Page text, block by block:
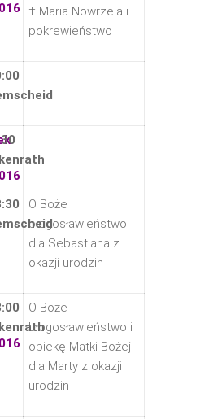
† Maria Nowrzela i
pokrewieństwo
O Boże
błogosławieństwo
dla Sebastiana z
okazji urodzin
O Boże
błogosławieństwo i
opiekę Matki Bożej
dla Marty z okazji
urodzin